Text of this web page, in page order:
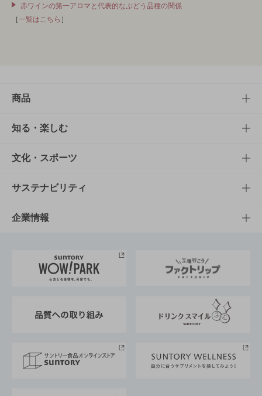
赤ワインの第一アロマと代表的なぶどう品種の関係
［一覧はこちら ］
商品
商品TOP
商品一覧
商品発売情報
栄養成分一覧
知る・楽しむ
知る・楽しむTOP
キャンペーン
工場見学
地域情報
文化・スポーツ
文化・スポーツTOP
サントリーホール
サントリーサンバーズ大阪
サステナビリティ
サステナビリティTOP
サントリーが考えるサステナビリティ経営
企業情報
企業概要
採用情報